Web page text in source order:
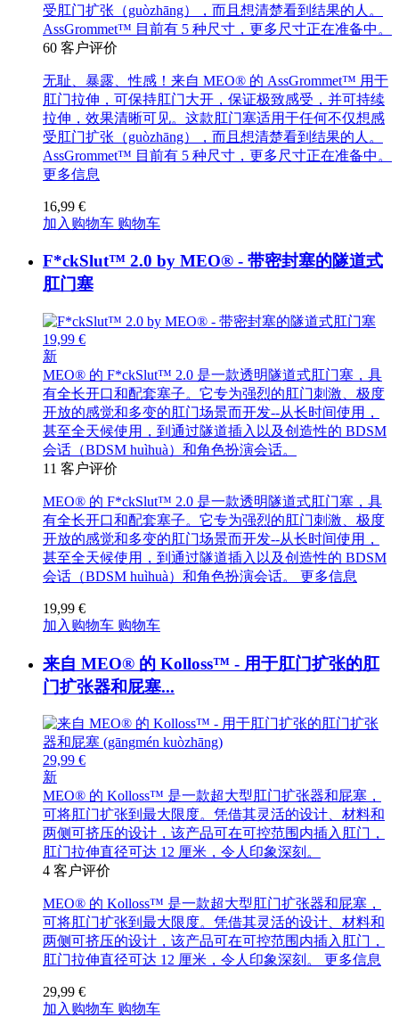
受肛门扩张（guòzhāng），而且想清楚看到结果的人。
AssGrommet™ 目前有 5 种尺寸，更多尺寸正在准备中。
60 客户评价
无耻、暴露、性感！来自 MEO® 的 AssGrommet™ 用于
肛门拉伸，可保持肛门大开，保证极致感受，并可持续
拉伸，效果清晰可见。这款肛门塞适用于任何不仅想感
受肛门扩张（guòzhāng），而且想清楚看到结果的人。
AssGrommet™ 目前有 5 种尺寸，更多尺寸正在准备中。
更多信息
16,99 €
加入购物车 购物车
F*ckSlut™ 2.0 by MEO® - 带密封塞的隧道式
肛门塞
19,99 €
新
MEO® 的 F*ckSlut™ 2.0 是一款透明隧道式肛门塞，具
有全长开口和配套塞子。它专为强烈的肛门刺激、极度
开放的感觉和多变的肛门场景而开发--从长时间使用，
甚至全天候使用，到通过隧道插入以及创造性的 BDSM
会话（BDSM huìhuà）和角色扮演会话。
11 客户评价
MEO® 的 F*ckSlut™ 2.0 是一款透明隧道式肛门塞，具
有全长开口和配套塞子。它专为强烈的肛门刺激、极度
开放的感觉和多变的肛门场景而开发--从长时间使用，
甚至全天候使用，到通过隧道插入以及创造性的 BDSM
会话（BDSM huìhuà）和角色扮演会话。 更多信息
19,99 €
加入购物车 购物车
来自 MEO® 的 Kolloss™ - 用于肛门扩张的肛
门扩张器和屁塞...
29,99 €
新
MEO® 的 Kolloss™ 是一款超大型肛门扩张器和屁塞，
可将肛门扩张到最大限度。凭借其灵活的设计、材料和
两侧可挤压的设计，该产品可在可控范围内插入肛门，
肛门拉伸直径可达 12 厘米，令人印象深刻。
4 客户评价
MEO® 的 Kolloss™ 是一款超大型肛门扩张器和屁塞，
可将肛门扩张到最大限度。凭借其灵活的设计、材料和
两侧可挤压的设计，该产品可在可控范围内插入肛门，
肛门拉伸直径可达 12 厘米，令人印象深刻。
更多信息
29,99 €
加入购物车 购物车